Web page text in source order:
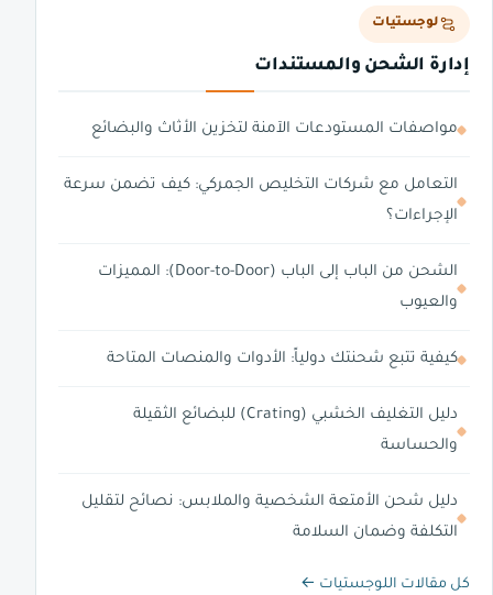
لوجستيات
إدارة الشحن والمستندات
مواصفات المستودعات الآمنة لتخزين الأثاث والبضائع
التعامل مع شركات التخليص الجمركي: كيف تضمن سرعة
الإجراءات؟
الشحن من الباب إلى الباب (Door-to-Door): المميزات
والعيوب
كيفية تتبع شحنتك دولياً: الأدوات والمنصات المتاحة
دليل التغليف الخشبي (Crating) للبضائع الثقيلة
والحساسة
دليل شحن الأمتعة الشخصية والملابس: نصائح لتقليل
التكلفة وضمان السلامة
كل مقالات اللوجستيات ←